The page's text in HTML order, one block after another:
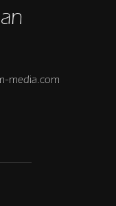
media.com